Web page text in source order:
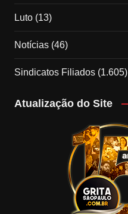
Luto(13)
Notícias(46)
Sindicatos Filiados(1.605)
Atualização do Site